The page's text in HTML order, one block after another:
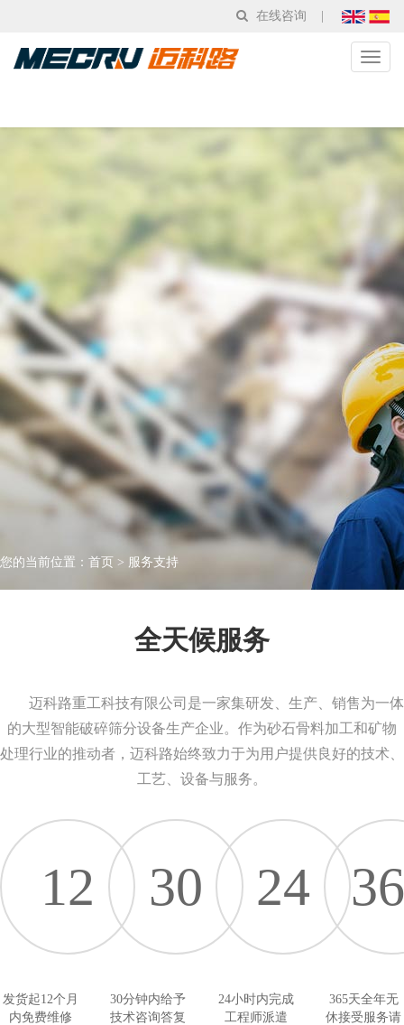
在线咨询
Toggle
您的当前位置： 首页 > 服务支持
全天候服务
迈科路重工科技有限公司是一家集研发、生产、销售为一体
的大型智能破碎筛分设备生产企业。作为砂石骨料加工和矿物
处理行业的推动者，迈科路始终致力于为用户提供良好的技术、
工艺、设备与服务。
12
发货起12个月
内免费维修
30
30分钟内给予
技术咨询答复
24
24小时内完成
工程师派遣
365天全年无
休接受服务请